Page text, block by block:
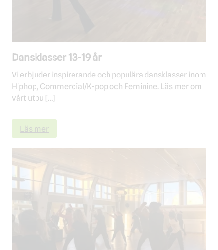
Dansklasser 13-19 år
Vi erbjuder inspirerande och populära dansklasser inom
Hiphop, Commercial/K-pop och Feminine. Läs mer om
vårt utbu […]
Läs mer